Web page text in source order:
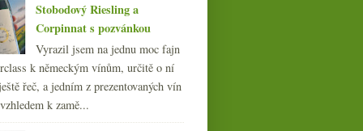
Stobodový Riesling a
Corpinnat s pozvánkou
Vyrazil jsem na jednu moc fajn
k německým vínům, určitě o ní
řeč, a jedním z prezentovaných vín
k zamě...